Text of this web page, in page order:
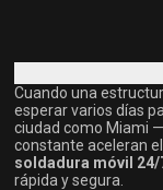
Cuando una
esperar varios días
ciudad como Miami
constante aceleran
soldadura móvil 24/
rápida y segura.